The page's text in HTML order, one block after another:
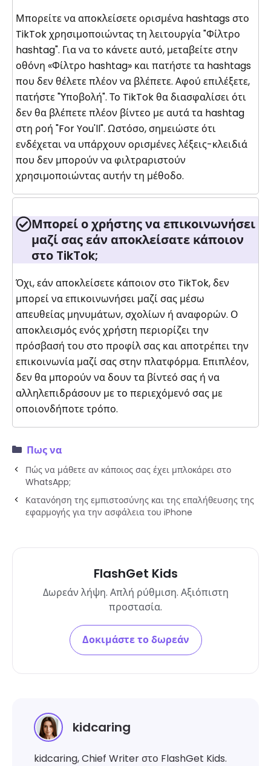
Μπορείτε να αποκλείσετε ορισμένα hashtags στο
TikTok χρησιμοποιώντας τη λειτουργία "Φίλτρο
hashtag". Για να το κάνετε αυτό, μεταβείτε στην
οθόνη «Φίλτρο hashtag» και πατήστε τα hashtags
που δεν θέλετε πλέον να βλέπετε. Αφού επιλέξετε,
πατήστε "Υποβολή". Το TikTok θα διασφαλίσει ότι
δεν θα βλέπετε πλέον βίντεο με αυτά τα hashtag
στη ροή "For You'll". Ωστόσο, σημειώστε ότι
ενδέχεται να υπάρχουν ορισμένες λέξεις-κλειδιά
που δεν μπορούν να φιλτραριστούν
χρησιμοποιώντας αυτήν τη μέθοδο.
Μπορεί ο χρήστης να επικοινωνήσει
μαζί σας εάν αποκλείσατε κάποιον
στο TikTok;
Όχι, εάν αποκλείσετε κάποιον στο TikTok, δεν
μπορεί να επικοινωνήσει μαζί σας μέσω
απευθείας μηνυμάτων, σχολίων ή αναφορών. Ο
αποκλεισμός ενός χρήστη περιορίζει την
πρόσβασή του στο προφίλ σας και αποτρέπει την
επικοινωνία μαζί σας στην πλατφόρμα. Επιπλέον,
δεν θα μπορούν να δουν τα βίντεό σας ή να
αλληλεπιδράσουν με το περιεχόμενό σας με
οποιονδήποτε τρόπο.
Πως να
Πώς να μάθετε αν κάποιος σας έχει μπλοκάρει στο
WhatsApp;
Κατανόηση της εμπιστοσύνης και της επαλήθευσης της
εφαρμογής για την ασφάλεια του iPhone
FlashGet Kids
Δωρεάν λήψη. Απλή ρύθμιση. Αξιόπιστη
προστασία.
Δοκιμάστε το δωρεάν
kidcaring
kidcaring, Chief Writer στο FlashGet Kids.